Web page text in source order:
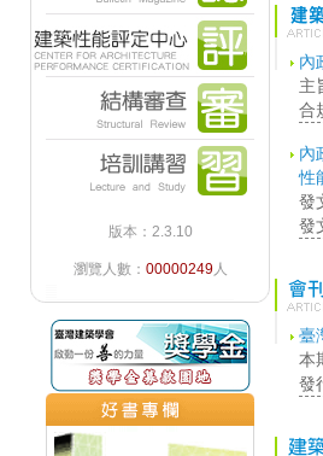
版本：2.3.10
瀏覽人數： 00000249人
內
主
合
內
性
發
發
臺
本
發